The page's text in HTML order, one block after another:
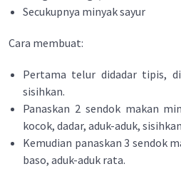
Secukupnya minyak sayur
Cara membuat:
Pertama telur didadar tipis,
sisihkan.
Panaskan 2 sendok makan
kocok, dadar, aduk-aduk,
Kemudian panaskan 3 sendok
baso, aduk-aduk rata.